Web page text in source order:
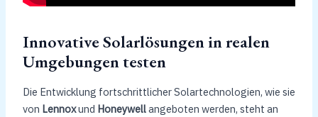
Innovative Solarlösungen in realen
Umgebungen testen
Die Entwicklung fortschrittlicher Solartechnologien, wie sie
von Lennoxund Honeywellangeboten werden, steht an